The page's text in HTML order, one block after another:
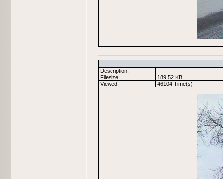
Description:
Filesize:
189.52 KB
Viewed:
46104 Time(s)